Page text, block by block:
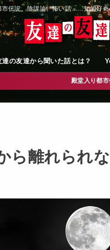
市伝説、陰謀論、怖い話……知的好奇
達の友達から聞いた話とは？
殿堂入り都市
ら離れられ